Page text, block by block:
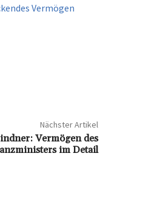
Vermögen
Nächster Artikel
Vermögen des
im Detail